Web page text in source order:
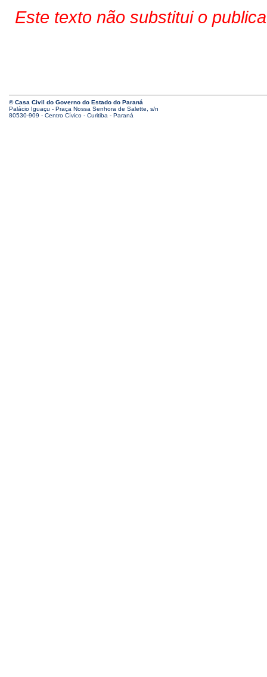
Este texto não substitui o
© Casa Civil do Governo do Estado do Paraná
Palácio Iguaçu - Praça Nossa Senhora de Salette, s/n
80530-909 - Centro Cívico - Curitiba - Paraná